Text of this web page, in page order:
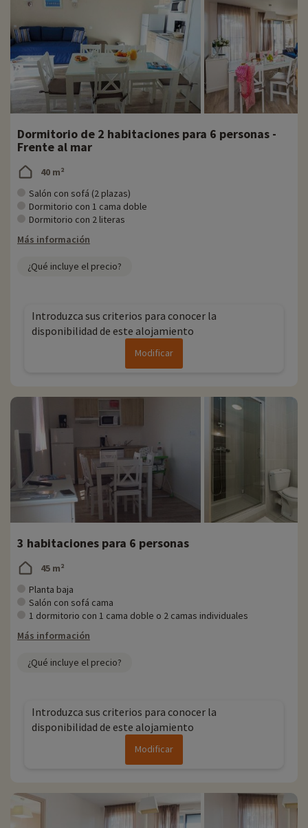
Dormitorio de 2 habitaciones para 6 personas -
Frente al mar
40 m²
Salón con sofá (2 plazas)
Dormitorio con 1 cama doble
Dormitorio con 2 literas
Más información
¿Qué incluye el precio?
Introduzca sus criterios para conocer la
disponibilidad de este alojamiento
Modificar
3 habitaciones para 6 personas
45 m²
Planta baja
Salón con sofá cama
1 dormitorio con 1 cama doble o 2 camas individuales
Más información
¿Qué incluye el precio?
Introduzca sus criterios para conocer la
disponibilidad de este alojamiento
Modificar